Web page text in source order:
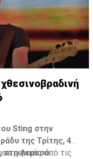
Sting στην
της Τρίτης, 4
στη Λεμεσό.
μερικές από τις